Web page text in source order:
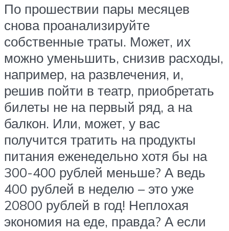
По прошествии пары месяцев
снова проанализируйте
собственные траты. Может, их
можно уменьшить, снизив расходы,
например, на развлечения, и,
решив пойти в театр, приобретать
билеты не на первый ряд, а на
балкон. Или, может, у вас
получится тратить на продукты
питания еженедельно хотя бы на
300-400 рублей меньше? А ведь
400 рублей в неделю – это уже
20800 рублей в год! Неплохая
экономия на еде, правда? А если